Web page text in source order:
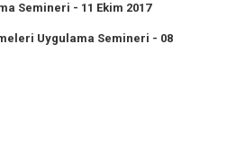
Semineri - 11 Ekim 2017
Uygulama Semineri - 08